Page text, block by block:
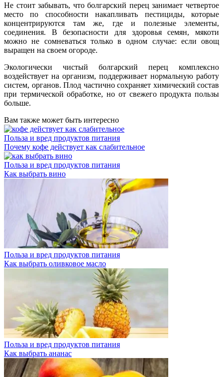
Не стоит забывать, что болгарский перец занимает четвертое
место по способности накапливать пестициды, которые
концентрируются там же, где и полезные элементы,
соединения. В безопасности для здоровья семян, мякоти
можно не сомневаться только в одном случае: если овощ
выращен на своем огороде.
Экологически чистый болгарский перец комплексно
воздействует на организм, поддерживает нормальную работу
систем, органов. Плод частично сохраняет химический состав
при термической обработке, но от свежего продукта пользы
больше.
Вам также может быть интересно
Польза и вред продуктов питания
Почему кофе действует как слабительное
Польза и вред продуктов питания
Как выбрать вино
Польза и вред продуктов питания
Как выбрать оливковое масло
Польза и вред продуктов питания
Как выбрать ананас